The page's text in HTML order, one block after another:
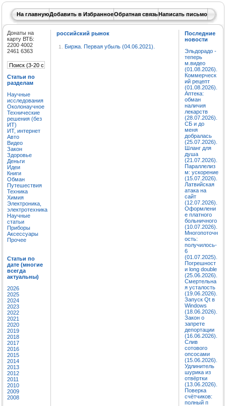
На главнуюДобавить в ИзбранноеОбратная связьНаписать письмо
Донаты на
карту ВТБ:
2200 4002
2461 6363
Статьи по
разделам
Научные
исследования
Околонаучное
Технические
решения (без
ИТ)
ИТ, интернет
Авто
Видео
Закон
Здоровье
Деньги
Идеи
Книги
Обман
Путешествия
Техника
Химия
Электроника,
электротехника
Научные
статьи
Приборы
Аксессуары
Прочее
Статьи по
дате (многие
всегда
актуальны)
2026
2025
2024
2023
2022
2021
2020
2019
2018
2017
2016
2015
2014
2013
2012
2011
2010
2009
2008
российский рынок
1. Биржа. Первая убыль (04.06.2021).
Последние
новости
Эльдорадо -
теперь
м.видео
(01.08.2026).
Коммерческ
ий рецепт
(01.08.2026).
Аптека:
обман
наличия
лекарств
(28.07.2026).
СБ и до
меня
добралась
(25.07.2026).
Шланг для
душа
(21.07.2026).
Параллелиз
м: ускорение
(15.07.2026).
Латвийская
атака на
сайт
(12.07.2026).
Оформлени
е платного
больничного
(10.07.2026).
Многопоточн
ость:
получилось-
6
(01.07.2025).
Погрешност
и long double
(25.06.2026).
Смертельна
я усталость
(19.06.2026).
Запуск Qt в
Windows
(18.06.2026).
Закон о
запрете
депортации
(16.06.2026).
Слив
сотового
опсосами
(15.06.2026).
Удлинитель
шурика из
отвёртки
(13.06.2026).
Поверка
счётчиков:
полный п